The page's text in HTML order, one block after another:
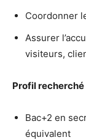
Coordonner
Assurer
visiteurs,
Profil recherché
Bac+2 en
équivalent